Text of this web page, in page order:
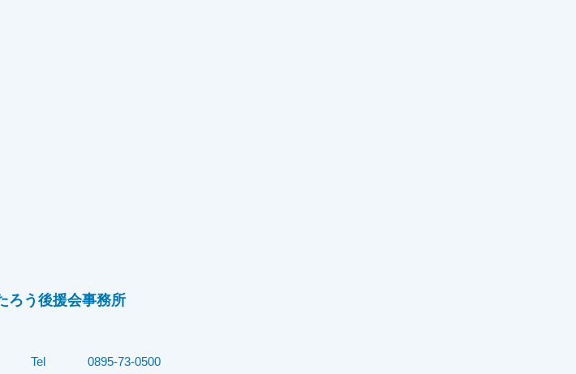
ろう後援会事務所
Tel
0895-73-0500